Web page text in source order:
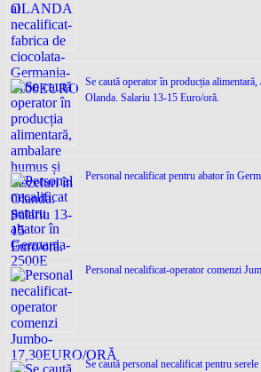
Se caută operator în producția
Olanda. Salariu 13-15 Euro/oră.
Personal necalificat pentru abator în
Personal necalificat-operator comenzi
Se caută personal necalificat pentru